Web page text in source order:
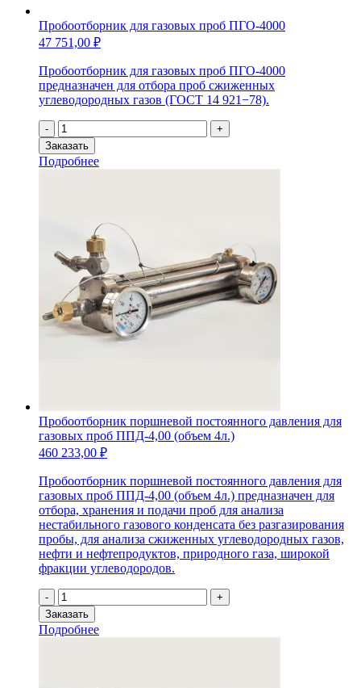
Пробоотборник для газовых проб ПГО-4000
47 751,00 ₽
Пробоотборник для газовых проб ПГО-4000
предназначен для отбора проб сжиженных
углеводородных газов (ГОСТ 14 921−78).
-
Количество
товара
Пробоотборник
для
+
Заказать
Подробнее
Пробоотборник поршневой постоянного давления для
газовых проб ППД-4,00 (объем 4л.)
460 233,00 ₽
Пробоотборник поршневой постоянного давления для
газовых проб ППД-4,00 (объем 4л.) предназначен для
отбора, хранения и подачи проб для анализа
нестабильного газового конденсата без разгазирования
пробы, для анализа сжиженных углеводородных газов,
нефти и нефтепродуктов, природного газа, широкой
фракции углеводородов.
-
Количество
товара
Пробоотборник
поршневой
+
Заказать
Подробнее